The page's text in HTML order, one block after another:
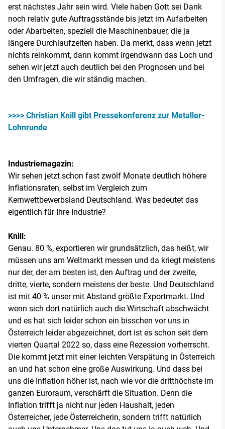
erst nächstes Jahr sein wird. Viele haben Gott sei Dank
noch relativ gute Auftragsstände bis jetzt im Aufarbeiten
oder Abarbeiten, speziell die Maschinenbauer, die ja
längere Durchlaufzeiten haben. Da merkt, dass wenn jetzt
nichts reinkommt, dann kommt irgendwann das Loch und
sehen wir jetzt auch deutlich bei den Prognosen und bei
den Umfragen, die wir ständig machen.
>>>> Christian Knill gibt Pressekonferenz zur Metaller-
Lohnrunde
Industriemagazin:
Wir sehen jetzt schon fast zwölf Monate deutlich höhere
Inflationsraten, selbst im Vergleich zum
Kernwettbewerbsland Deutschland. Was bedeutet das
eigentlich für Ihre Industrie?
Knill:
Genau. 80 %, exportieren wir grundsätzlich, das heißt, wir
müssen uns am Weltmarkt messen und da kriegt meistens
nur der, der am besten ist, den Auftrag und der zweite,
dritte, vierte, sondern meistens der beste. Und Deutschland
ist mit 40 % unser mit Abstand größte Exportmarkt. Und
wenn sich dort natürlich auch die Wirtschaft abschwächt
und es hat sich leider schon ein bisschen vor uns in
Österreich leider abgezeichnet, dort ist es schon seit dem
vierten Quartal 2022 so, dass eine Rezession vorherrscht.
Die kommt jetzt mit einer leichten Verspätung in Österreich
an und hat schon eine große Auswirkung. Und dass bei
uns die Inflation höher ist, nach wie vor die dritthöchste im
ganzen Euroraum, verschärft die Situation. Denn die
Inflation trifft ja nicht nur jeden Haushalt, jeden
Österreicher, jede Österreicherin, sondern trifft natürlich